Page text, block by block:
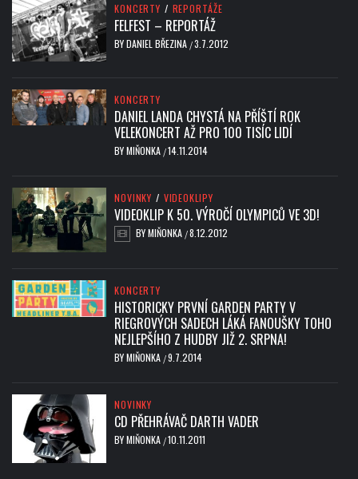
KONCERTY / REPORTÁŽE
FELFEST – REPORTÁŽ
BYDANIEL BŘEZINA /3.7.2012
KONCERTY
DANIEL LANDA CHYSTÁ NA PŘÍŠTÍ ROK
VELEKONCERT AŽ PRO 100 TISÍC LIDÍ
BYMIŇONKA /14.11.2014
NOVINKY / VIDEOKLIPY
VIDEOKLIP K 50. VÝROČÍ OLYMPICŮ VE 3D!
BYMIŇONKA /8.12.2012
KONCERTY
HISTORICKY PRVNÍ GARDEN PARTY V
RIEGROVÝCH SADECH LÁKÁ FANOUŠKY TOHO
NEJLEPŠÍHO Z HUDBY JIŽ 2. SRPNA!
BYMIŇONKA /9.7.2014
NOVINKY
CD PŘEHRÁVAČ DARTH VADER
BYMIŇONKA /10.11.2011